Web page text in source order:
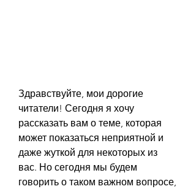
Здравствуйте, мои дорогие
читатели! Сегодня я хочу
рассказать вам о теме, которая
может показаться неприятной и
даже жуткой для некоторых из
вас. Но сегодня мы будем
говорить о таком важном вопросе,